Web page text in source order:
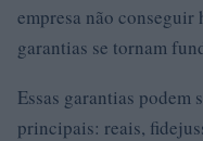
empresa não conseguir
garantias se tornam
Essas garantias podem
principais: reais,